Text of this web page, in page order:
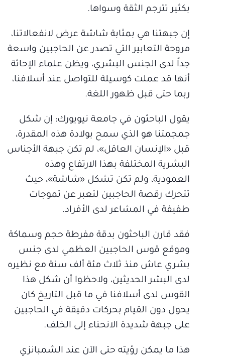
بكثير تترجم الثقة وسواها.
إن جبهتنا هي بمثابة شاشة عرض لانفعالاتنا،
مروحة التعابير التي تصدر عن الحاجبين واسعة
جداً لدى الجنس البشري، ويظن علماء الإحاثة
أنها قد عملت كوسيلة للتواصل عند أسلافنا،
ربما حتى قبل ظهور اللغة.
يقول الباحثون في جامعة نيويورك: إن شكل
جمجمتنا هو الذي سمح بولادة هذه المقدرة،
قبل «الإنسان العاقل»، لم تكن جبهة الأجناس
البشرية المختلفة بهذا الارتفاع وهذه
العمودية، ولم تكن تشكل «شاشة»، حيث
تتحرك رقصة الحاجبين لتعبر عن تموجات
طفيفة في المشاعر لدى الأفراد.
فقد قارن الباحثون بدقة مفرطة حجم وسماكة
وموقع قوس الحاجبين العظمي لدى جنس
بشري عاش منذ ثلاث مئة ألف سنة مع نظيره
لدى البشر الحديثين، ولاحظوا أن شكل هذا
القوس لدى أسلافنا في ما قبل التاريخ كان
يحول دون القيام بحركات دقيقة في الحاجبين
على جبهة شديدة الانحناء إلى الخلف.
هذا ما يمكن رؤيته حتى الآن عند الشمبانزي